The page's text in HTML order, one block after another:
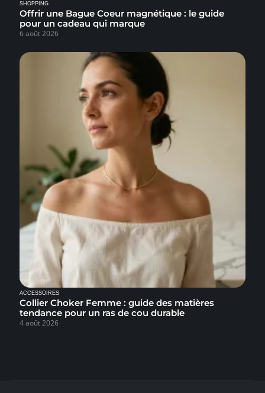
SHOPPING
Offrir une Bague Coeur magnétique : le guide
pour un cadeau qui marque
6 août 2026
ACCESSOIRES
Collier Choker Femme : guide des matières
tendance pour un ras de cou durable
4 août 2026